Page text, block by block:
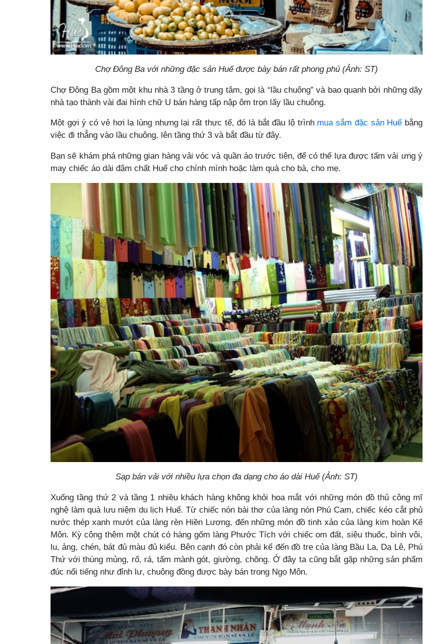
Chợ Đông Ba với những đặc sản Huế được bày bán rất phong phú (Ảnh: ST)
Chợ Đông Ba gồm một khu nhà 3 tầng ở trung tâm, gọi là “lầu chuông” và bao quanh bởi những dãy
nhà tạo thành vài đai hình chữ U bán hàng tấp nập ôm trọn lấy lầu chuông.
Một gợi ý có vẻ hơi lạ lùng nhưng lại rất thực tế, đó là bắt đầu lộ trình mua sắm đặc sản Huế bằng
việc đi thẳng vào lầu chuông, lên tầng thứ 3 và bắt đầu từ đây.
Bạn sẽ khám phá những gian hàng vải vóc và quần áo trước tiên, để có thể lựa được tấm vải ưng ý
may chiếc áo dài đậm chất Huế cho chính mình hoặc làm quà cho bà, cho mẹ.
Sạp bán vải với nhiều lựa chọn đa dạng cho áo dài Huế (Ảnh: ST)
Xuống tầng thứ 2 và tầng 1 nhiều khách hàng không khỏi hoa mắt với những món đồ thủ công mĩ
nghệ làm quà lưu niệm du lịch Huế. Từ chiếc nón bài thơ của làng nón Phú Cam, chiếc kéo cắt phủ
nước thép xanh mướt của làng rèn Hiền Lương, đến những món đồ tinh xảo của làng kim hoàn Kế
Môn. Kỳ công thêm một chút có hàng gốm làng Phước Tích với chiếc om đất, siêu thuốc, bình vôi,
lu, ảng, chén, bát đủ màu đủ kiểu. Bên cạnh đó còn phải kể đến đồ tre của làng Bầu La, Dạ Lê, Phú
Thứ với thúng mủng, rổ, rá, tấm mành gót, giường, chõng. Ở đây ta cũng bắt gặp những sản phẩm
đúc nổi tiếng như đỉnh lư, chuông đồng được bày bán trong Ngọ Môn.